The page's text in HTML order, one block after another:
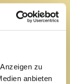
zu
anbieten
wir
Technik.